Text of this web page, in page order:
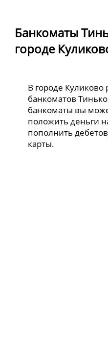
Банкоматы
городе
В городе Куликово
банкоматов
банкоматы вы
положить деньги
пополнить
карты.